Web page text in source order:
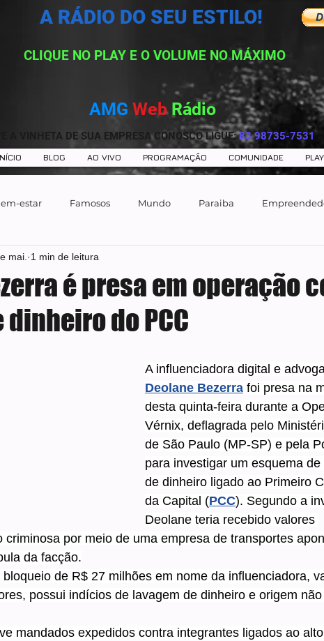
CLIQUE NO PLAY E O VOLUME NO MÁXIMO
AMG Web Rádio
A VINHETA DE SUA EMPRESA CONOSCO LIGUE:83 98735-7531
A RÁDIO DO SEU ESTILO!
BLOG AO VIVO PROGRAMAÇÃO COMUNIDADE
estar Famosos Mundo Paraiba
é presa em operação
do PCC
mai. 1 min de leitura
estrelas.
A influenciadora digital e
Deolane Bezerra foi presa na
desta quinta-feira durante a
Vérnix, deflagrada pelo
de São Paulo (MP-SP) e pela
para investigar um esquema de
de dinheiro ligado ao Primeiro
da Capital (PCC). Segundo a
Deolane teria recebido valores
criminosa por meio de uma empresa de transportes
da facção.
de R$ 27 milhões em nome da influenciadora,
possui indícios de lavagem de dinheiro e origem não
mandados expedidos contra integrantes ligados ao